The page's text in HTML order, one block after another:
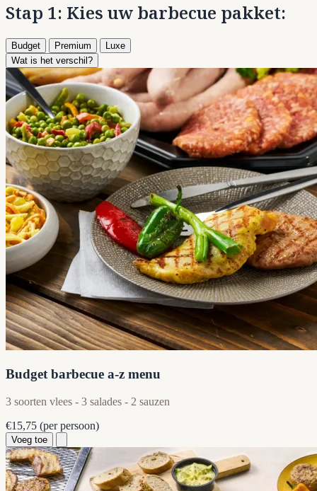
Stap 1: Kies uw barbecue pakket:
Budget Premium
Luxe
Wat is het verschil?
Budget barbecue a-z menu
3 soorten vlees - 3 salades - 2 sauzen
€15,75 (per persoon)
Voeg toe